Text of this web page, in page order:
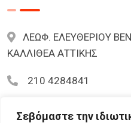
Σεβόμαστε την
ΛΕΩΦ. ΕΛΕΥΘΕΡΙΟΥ
ΚΑΛΛΙΘΕΑ ΑΤΤΙΚΗΣ
210 4284841